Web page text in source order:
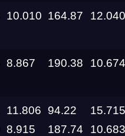
10.010 164.87 12.040
8.867 190.38 10.674
11.806 94.22 15.715
8.915 187.74 10.683